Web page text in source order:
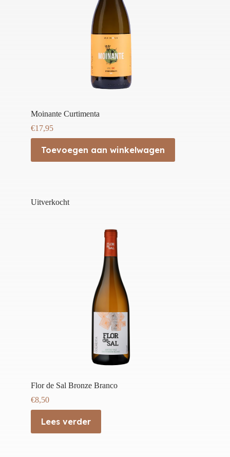
Moinante Curtimenta
€17,95
Toevoegen aan winkelwagen
Uitverkocht
Flor de Sal Bronze Branco
€8,50
Lees verder